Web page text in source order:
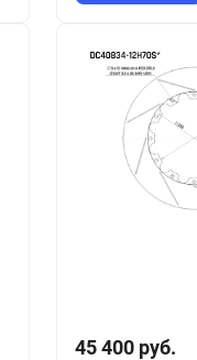
45 400 руб.